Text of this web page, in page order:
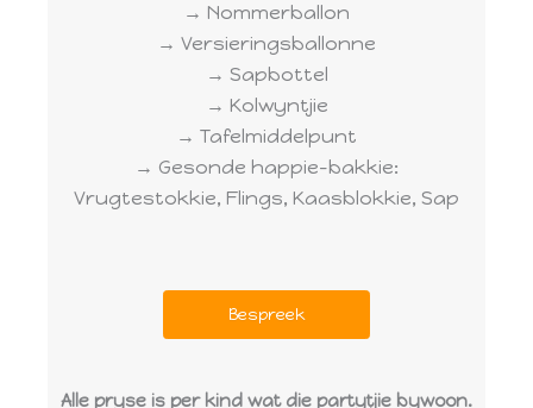
→ Nommerballon
→ Versieringsballonne
→ Sapbottel
→ Kolwyntjie
→ Tafelmiddelpunt
→ Gesonde happie-bakkie:
Vrugtestokkie, Flings, Kaasblokkie, Sap
Bespreek
Alle pryse is per kind wat die partytjie bywoon.